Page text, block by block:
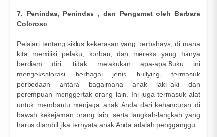
7. Penindas, Penindas , dan Pengamat oleh Barbara
Coloroso
Pelajari tentang siklus kekerasan yang berbahaya, di mana
kita memiliki pelaku, korban, dan mereka yang hanya
berdiam diri, tidak melakukan apa-apa.Buku ini
mengeksplorasi berbagai jenis bullying, termasuk
perbedaan antara bagaimana anak laki-laki dan
perempuan menggertak orang lain. Ini juga termasuk alat
untuk membantu menjaga anak Anda dari kehancuran di
bawah kekejaman orang lain, serta langkah-langkah yang
harus diambil jika ternyata anak Anda adalah pengganggu.